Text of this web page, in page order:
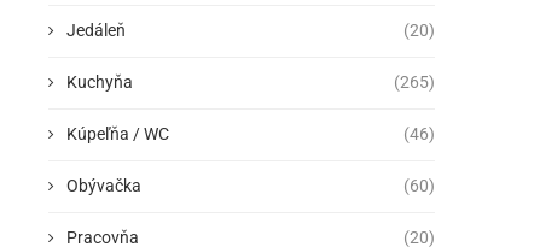
Jedáleň (20)
Kuchyňa (265)
Kúpeľňa / WC (46)
Obývačka (60)
Pracovňa (20)